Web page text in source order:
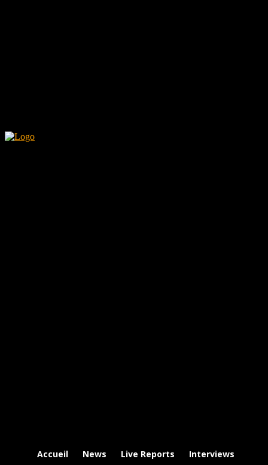
Accueil News Live Reports Interviews